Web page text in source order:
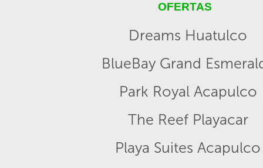
OFERTAS
Dreams Huatulco
BlueBay Grand
Park Royal Acapulco
The Reef Playacar
Playa Suites Acapulco